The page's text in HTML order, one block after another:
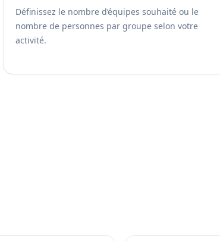
Définissez le nombre d’équipes souhaité ou le
nombre de personnes par groupe selon votre
activité.